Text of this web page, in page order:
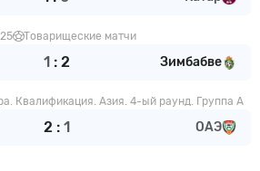
Товарищеские матчи
1: 2 Зимбабве
Квалификация. Азия. 4-ый раунд. Группа А
2 : 1 ОАЭ